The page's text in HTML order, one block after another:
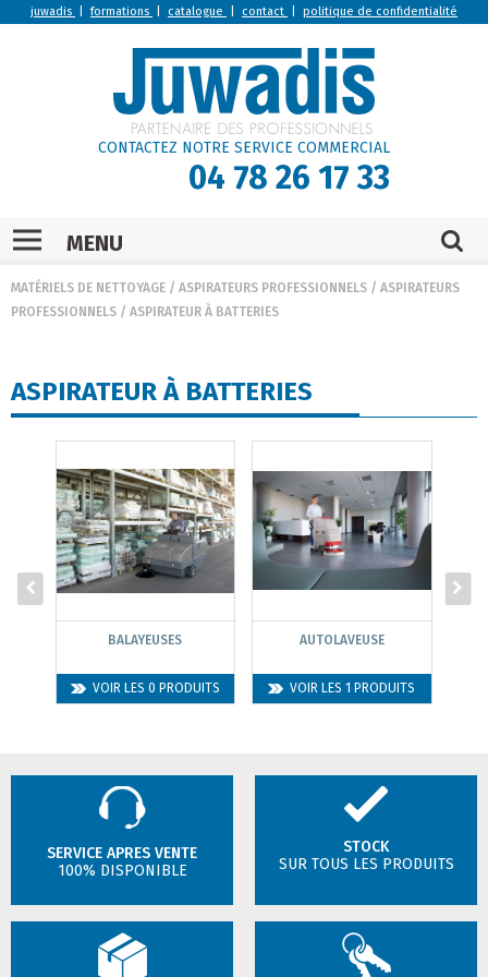
juwadis |formations catalogue contact politique de confidentialité
CONTACTEZ NOTRE SERVICE COMMERCIAL
04 78 26 17 33
MENU
MATÉRIELS DE NETTOYAGE / ASPIRATEURS PROFESSIONNELS / ASPIRATEURS
PROFESSIONNELS / ASPIRATEUR À BATTERIES
ASPIRATEUR À BATTERIES
BALAYEUSES
VOIR LES 0 PRODUITS
AUTOLAVEUSE
VOIR LES 1 PRODUITS
SERVICE APRES VENTE
100% DISPONIBLE
STOCK
SUR TOUS LES PRODUITS